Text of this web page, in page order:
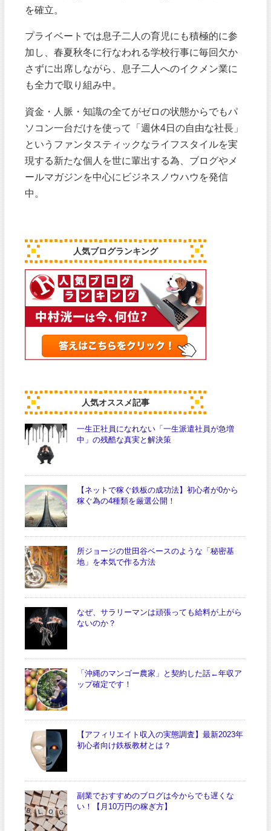
を確立。
プライベートでは息子二人の育児にも積極的に参
加し、春夏秋冬に行なわれる学校行事に毎回欠か
さずに出席しながら、息子二人へのイクメン業に
も全力で取り組み中。
資金・人脈・知識の全てがゼロの状態からでもパ
ソコン一台だけを使って「週休4日の自由な社長」
というファンタスティックなライフスタイルを実
現する新たな個人を世に輩出する為、ブログやメ
ールマガジンを中心にビジネスノウハウを発信
中。
人気ブログランキング
人気オススメ記事
一生正社員になれない「一生派遣社員が急増
中」の残酷な真実と解決策
【ネットで稼ぐ鉄板の成功法】初心者が0から
稼ぐ為の4種類を厳選公開！
所ジョージの世田谷ベースのような「秘密基
地」を本気で作る方法
なぜ、サラリーマンは頑張っても給料が上がら
ないのか？
「沖縄のマンゴー農家」と契約した話←年収ア
ップ確定です！
【アフィリエイト収入の実態調査】最新2023年
初心者向け鉄板教材とは？
副業でおすすめのブログは今からでも遅くな
い！【月10万円の稼ぎ方】